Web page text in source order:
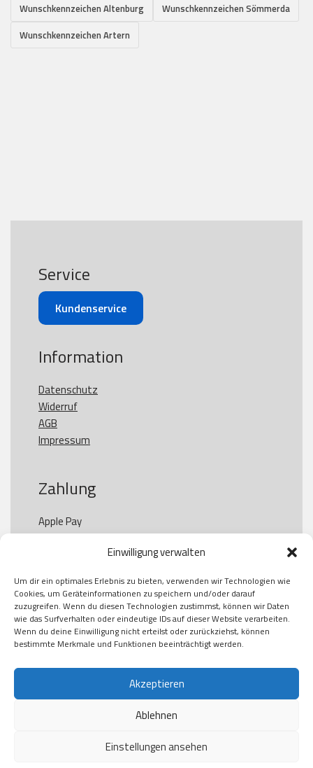
Einwilligung verwalten
Um dir ein optimales Erlebnis zu bieten, verwenden wir Technologien wie
Cookies, um Geräteinformationen zu speichern und/oder darauf
zuzugreifen. Wenn du diesen Technologien zustimmst, können wir Daten
wie das Surfverhalten oder eindeutige IDs auf dieser Website verarbeiten.
Wenn du deine Einwilligung nicht erteilst oder zurückziehst, können
bestimmte Merkmale und Funktionen beeinträchtigt werden.
Akzeptieren
Ablehnen
Einstellungen ansehen
Wunschkennzeichen Altenburg
Wunschkennzeichen Sömmerda
Wunschkennzeichen Artern
Service
Kundenservice
Information
Datenschutz
Widerruf
AGB
Impressum
Zahlung
Apple Pay
Paypal
Kauf auf Rechung
Klarna
American Express